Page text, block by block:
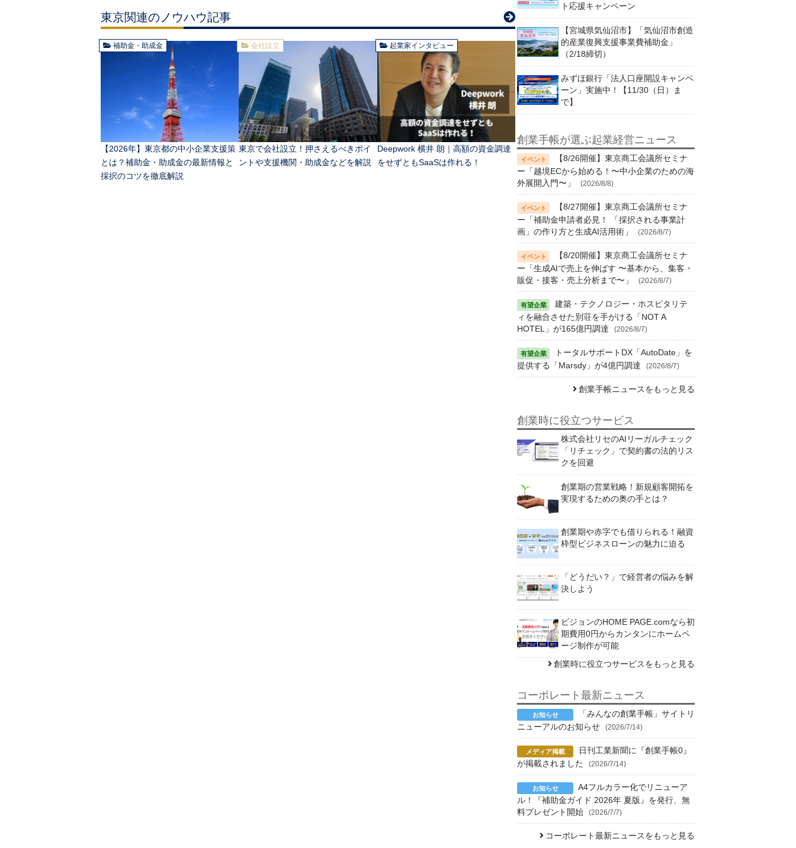
東京関連のノウハウ記事
補助金・助成金
【2026年】東京都の中小企業支援策
とは？補助金・助成金の最新情報と
採択のコツを徹底解説
会社設立
東京で会社設立！押さえるべきポイ
ントや支援機関・助成金などを解説
起業家インタビュー
Deepwork 横井 朗｜高額の資金調達
をせずともSaaSは作れる！
ト応援キャンペーン
【宮城県気仙沼市】「気仙沼市創造
的産業復興支援事業費補助金」
（2/18締切）
みずほ銀行「法人口座開設キャンペ
ーン」実施中！【11/30（日）ま
で】
創業手帳が選ぶ起業経営ニュース
【8/26開催】東京商工会議所セミナ
ー「越境ECから始める！〜中小企業のための海
外展開入門〜」
(2026/8/8)
【8/27開催】東京商工会議所セミナ
ー「補助金申請者必見！ 「採択される事業計
画」の作り方と生成AI活用術」
(2026/8/7)
【8/20開催】東京商工会議所セミナ
ー「生成AIで売上を伸ばす 〜基本から、集客・
販促・接客・売上分析まで〜」
(2026/8/7)
建築・テクノロジー・ホスピタリテ
ィを融合させた別荘を手がける「NOT A
HOTEL」が165億円調達
(2026/8/7)
トータルサポートDX「AutoDate」を
提供する「Marsdy」が4億円調達
(2026/8/7)
創業手帳ニュースをもっと見る
創業時に役立つサービス
株式会社リセのAIリーガルチェック
「リチェック」で契約書の法的リス
クを回避
創業期の営業戦略！新規顧客開拓を
実現するための奥の手とは？
創業期や赤字でも借りられる！融資
枠型ビジネスローンの魅力に迫る
「どうだい？」で経営者の悩みを解
決しよう
ビジョンのHOME PAGE.comなら初
期費用0円からカンタンにホームペ
ージ制作が可能
創業時に役立つサービスをもっと見る
コーポレート最新ニュース
「みんなの創業手帳」サイトリ
ニューアルのお知らせ
(2026/7/14)
日刊工業新聞に『創業手帳0』
が掲載されました
(2026/7/14)
A4フルカラー化でリニューア
ル！『補助金ガイド 2026年 夏版』を発行、無
料プレゼント開始
(2026/7/7)
コーポレート最新ニュースをもっと見る